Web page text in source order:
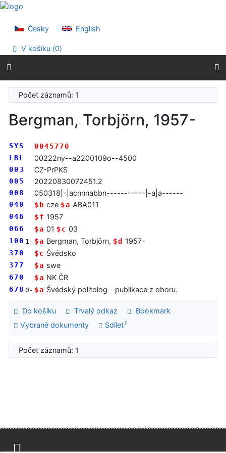
Přejít na obsah
Prohlášení o webové přístupnosti
Česky English
V košíku (0)
Počet záznamů: 1
Bergman, Torbjörn, 1957-
SYS
0045770
LBL
00222ny--a2200109o--4500
003 CZ-PrPKS
005 20220830072451.2
008 050318|-|acnnnabbn-----------|-a|a------
040 $b cze $a ABA011
046 $f 1957
066 $a 01 $c 03
100 1- $a Bergman, Torbjörn, $d 1957-
370 $c Švédsko
377 $a swe
670 $a NK ČR
678 0- $a Švédský politolog - publikace z oboru.
Do košíku Trvalý odkaz
Bookmark
Vybrané dokumenty
Sdílet
Počet záznamů: 1